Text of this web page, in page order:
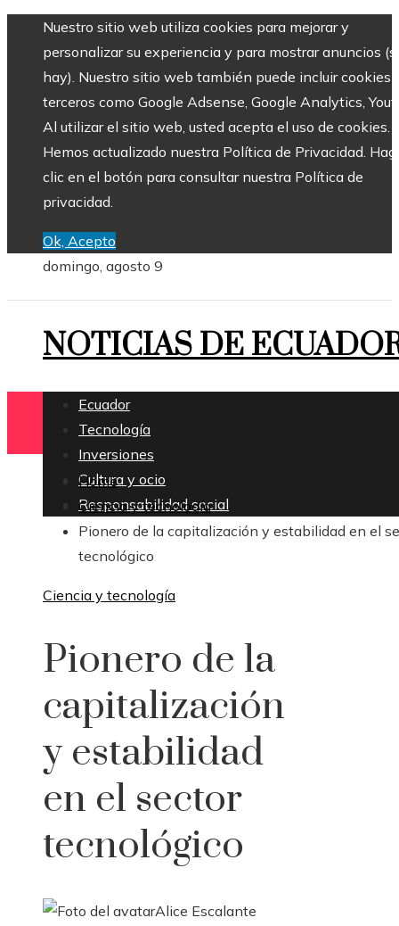
Nuestro sitio web utiliza cookies para mejorar y
personalizar su experiencia y para mostrar anuncios
hay). Nuestro sitio web también puede incluir cookies
terceros como Google Adsense, Google Analytics,
Al utilizar el sitio web, usted acepta el uso de cookies.
Hemos actualizado nuestra Política de Privacidad.
clic en el botón para consultar nuestra Política de
privacidad.
Ok, Acepto
domingo, agosto 9
NOTICIAS DE
Ecuador
Tecnología
Inversiones
Cultura y ocio
Responsabilidad social
Home
Ciencia y tecnología
Pionero de la capitalización y estabilidad en el
tecnológico
Ciencia y tecnología
Pionero de la
capitalización
y estabilidad
en el sector
tecnológico
Alice Escalante